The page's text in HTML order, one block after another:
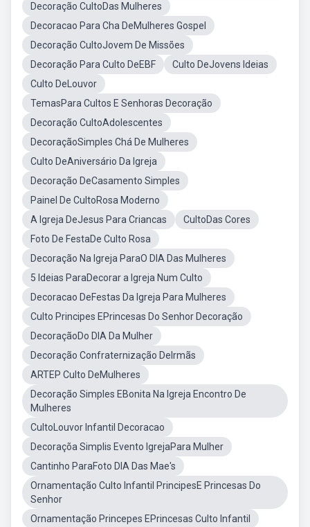
Decoração CultoDas Mulheres
Decoracao Para Cha DeMulheres Gospel
Decoração CultoJovem De Missões
Decoração Para Culto DeEBF
Culto DeJovens Ideias
Culto DeLouvor
TemasPara Cultos E Senhoras Decoração
Decoração CultoAdolescentes
DecoraçãoSimples Chá De Mulheres
Culto DeAniversário Da Igreja
Decoração DeCasamento Simples
Painel De CultoRosa Moderno
A Igreja DeJesus Para Criancas
CultoDas Cores
Foto De FestaDe Culto Rosa
Decoração Na Igreja ParaO DIA Das Mulheres
5 Ideias ParaDecorar a Igreja Num Culto
Decoracao DeFestas Da Igreja Para Mulheres
Culto Principes EPrincesas Do Senhor Decoração
DecoraçãoDo DIA Da Mulher
Decoração Confraternização DeIrmãs
ARTEP Culto DeMulheres
Decoração Simples EBonita Na Igreja Encontro De
Mulheres
CultoLouvor Infantil Decoracao
Decoraçõa Simplis Evento IgrejaPara Mulher
Cantinho ParaFoto DIA Das Mae's
Ornamentação Culto Infantil PrincipesE Princesas Do
Senhor
Ornamentação Princepes EPrincesas Culto Infantil